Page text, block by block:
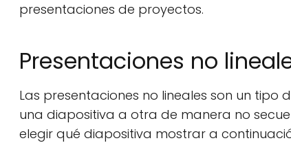
presentaciones de proyectos.
Presentaciones no
Las presentaciones no lineales son un
una diapositiva a otra de manera no
elegir qué diapositiva mostrar a